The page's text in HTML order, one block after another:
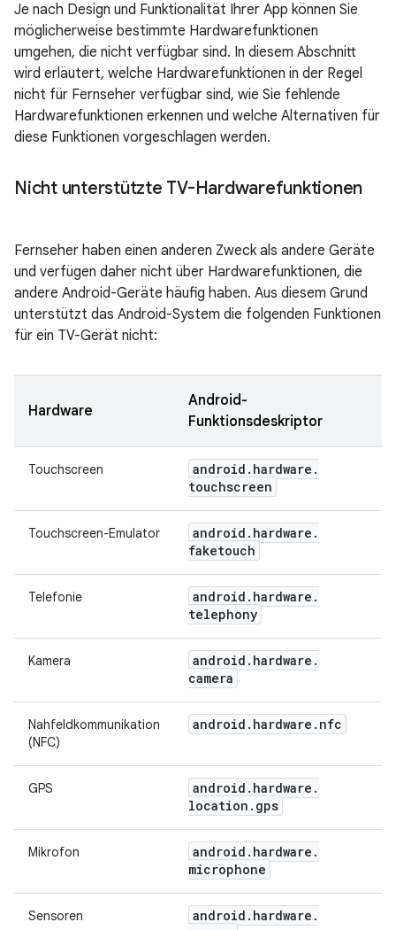
Je nach Design und Funktionalität Ihrer App können Sie
möglicherweise bestimmte Hardwarefunktionen
umgehen, die nicht verfügbar sind. In diesem Abschnitt
wird erläutert, welche Hardwarefunktionen in der Regel
nicht für Fernseher verfügbar sind, wie Sie fehlende
Hardwarefunktionen erkennen und welche Alternativen für
diese Funktionen vorgeschlagen werden.
Nicht unterstützte TV-Hardwarefunktionen
Fernseher haben einen anderen Zweck als andere Geräte
und verfügen daher nicht über Hardwarefunktionen, die
andere Android-Geräte häufig haben. Aus diesem Grund
unterstützt das Android-System die folgenden Funktionen
für ein TV-Gerät nicht:
Hardware
Android-
Funktionsdeskriptor
Touchscreen android . hardware .
touchscreen
Touchscreen-Emulator android . hardware .
faketouch
Telefonie android . hardware .
telephony
Kamera android . hardware .
camera
Nahfeldkommunikation
(NFC)
android . hardware . nfc
GPS android . hardware .
location . gps
Mikrofon android . hardware .
microphone
Sensoren android . hardware .